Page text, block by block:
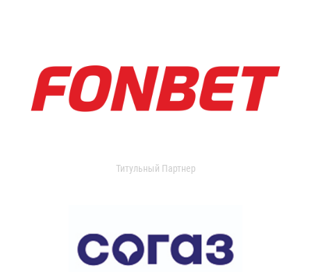
Титульный Партнер